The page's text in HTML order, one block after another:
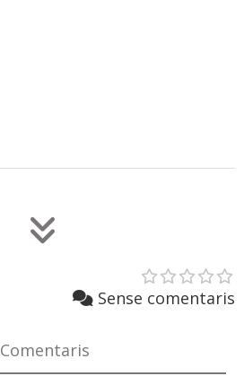
Sense comentaris
Comentaris